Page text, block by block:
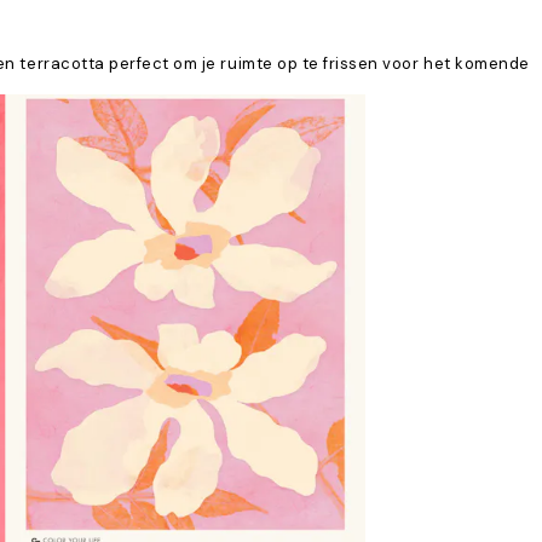
terracotta perfect om je ruimte op te frissen voor het komende